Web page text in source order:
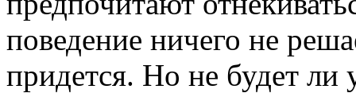
поведение ничего не
придется. Но не будет ли